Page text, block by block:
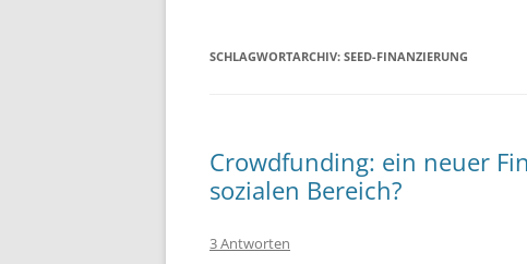
SCHLAGWORTARCHIV: SEED-FINANZIERUNG
Crowdfunding: ein neuer
sozialen Bereich?
3 Antworten